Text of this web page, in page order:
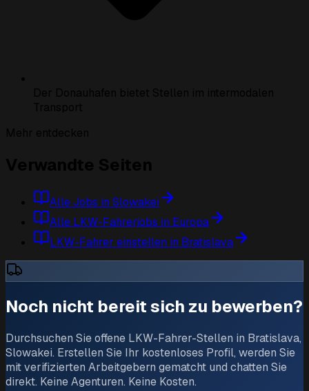
Alle Jobs in Slowakei
Alle LKW-Fahrerjobs in Europa
LKW-Fahrer einstellen in Bratislava
Noch nicht bereit sich zu bewerben?
Durchsuchen Sie offene LKW-Fahrer-Stellen in Bratislava,
Slowakei. Erstellen Sie Ihr kostenloses Profil, werden Sie
mit verifizierten Arbeitgebern gematcht und chatten Sie
direkt. Keine Agenturen. Keine Kosten.